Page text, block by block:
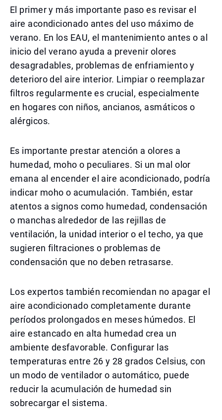
El primer y más importante paso es revisar el
aire acondicionado antes del uso máximo de
verano. En los EAU, el mantenimiento antes o al
inicio del verano ayuda a prevenir olores
desagradables, problemas de enfriamiento y
deterioro del aire interior. Limpiar o reemplazar
filtros regularmente es crucial, especialmente
en hogares con niños, ancianos, asmáticos o
alérgicos.
Es importante prestar atención a olores a
humedad, moho o peculiares. Si un mal olor
emana al encender el aire acondicionado, podría
indicar moho o acumulación. También, estar
atentos a signos como humedad, condensación
o manchas alrededor de las rejillas de
ventilación, la unidad interior o el techo, ya que
sugieren filtraciones o problemas de
condensación que no deben retrasarse.
Los expertos también recomiendan no apagar el
aire acondicionado completamente durante
períodos prolongados en meses húmedos. El
aire estancado en alta humedad crea un
ambiente desfavorable. Configurar las
temperaturas entre 26 y 28 grados Celsius, con
un modo de ventilador o automático, puede
reducir la acumulación de humedad sin
sobrecargar el sistema.